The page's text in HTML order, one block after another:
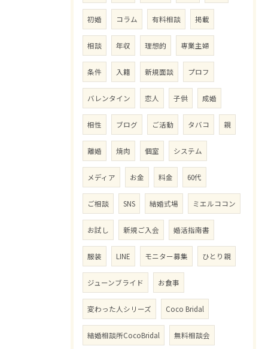
初婚 コラム 有料相談 掲載
相談 年収 理想的 専業主婦
条件 入籍 新規面談 プロフ
バレンタイン 恋人 子供 成婚
相性 ブログ ご活動 タバコ 親
離婚 焼肉 個室 システム
メディア お金 料金 60代
ご相談 SNS 結婚式場 ミエルココン
お試し 新規ご入会 婚活指南書
服装 LINE モニター募集 ひとり親
ジューンブライド お食事
変わった人シリーズ Coco Bridal
結婚相談所CocoBridal 無料相談会